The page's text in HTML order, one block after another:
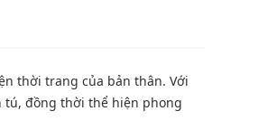
thời trang của bản thân. Với
tú, đồng thời thể hiện phong